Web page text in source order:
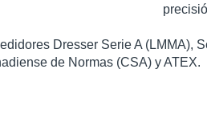
Dresser Serie A (LMMA),
de Normas (CSA) y ATEX.